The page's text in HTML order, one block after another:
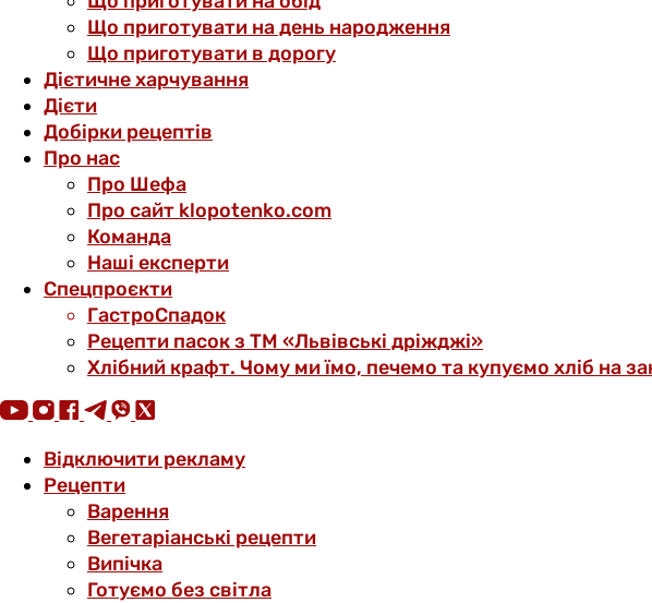
Що приготувати на день народження
Що приготувати в дорогу
Дієтичне харчування
Дієти
Добірки рецептів
Про нас
Про Шефа
Про сайт klopotenko.com
Команда
Наші експерти
Спецпроєкти
ГастроСпадок
Рецепти пасок з ТМ «Львівські дріжджі»
Хлібний крафт. Чому ми їмо, печемо та купуємо хліб на
Відключити рекламу
Рецепти
Варення
Вегетаріанські рецепти
Випічка
Готуємо без світла